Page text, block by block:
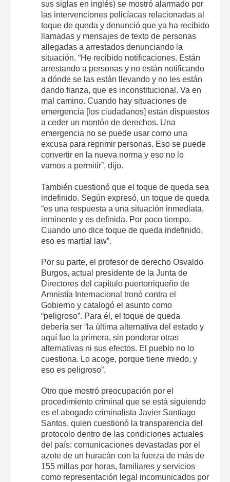
sus siglas en inglés) se mostró alarmado por
las intervenciones policíacas relacionadas al
toque de queda y denunció que ya ha recibido
llamadas y mensajes de texto de personas
allegadas a arrestados denunciando la
situación. “He recibido notificaciones. Están
arrestando a personas y no están notificando
a dónde se las están llevando y no les están
dando fianza, que es inconstitucional. Va en
mal camino. Cuando hay situaciones de
emergencia [los ciudadanos] están dispuestos
a ceder un montón de derechos. Una
emergencia no se puede usar como una
excusa para reprimir personas. Eso se puede
convertir en la nueva norma y eso no lo
vamos a permitir”, dijo.
También cuestionó que el toque de queda sea
indefinido. Según expresó, un toque de queda
“es una respuesta a una situación inmediata,
inminente y es definida. Por poco tiempo.
Cuando uno dice toque de queda indefinido,
eso es martial law”.
Por su parte, el profesor de derecho Osvaldo
Burgos, actual presidente de la Junta de
Directores del capítulo puertorriqueño de
Amnistía Internacional tronó contra el
Gobierno y catalogó el asunto como
“peligroso”. Para él, el toque de queda
debería ser “la última alternativa del estado y
aquí fue la primera, sin ponderar otras
alternativas ni sus efectos. El pueblo no lo
cuestiona. Lo acoge, porque tiene miedo, y
eso es peligroso”.
Otro que mostró preocupación por el
procedimiento criminal que se está siguiendo
es el abogado criminalista Javier Santiago
Santos, quien cuestionó la transparencia del
protocolo dentro de las condiciones actuales
del país: comunicaciones devastadas por el
azote de un huracán con la fuerza de más de
155 millas por horas, familiares y servicios
como representación legal incomunicados por